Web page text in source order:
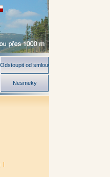
Odstoupit od smlouvy
Nesmeky
|